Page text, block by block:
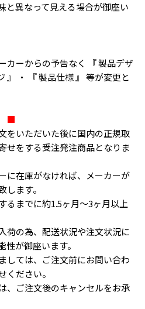
と異なって見える場合が御座い
カーからの予告なく 『 製品デザ
』 ・ 『 製品仕様 』 等が変更と
■
をいただいた後に国内の正規取
せをする受注発注商品となりま
に在庫がなければ、メーカーが
ます。
るまでに約1.5ヶ月〜3ヶ月以上
荷の為、配送状況や注文状況に
が御座います。
しては、ご注文前にお問い合わ
ください。
、ご注文後のキャンセルをお承